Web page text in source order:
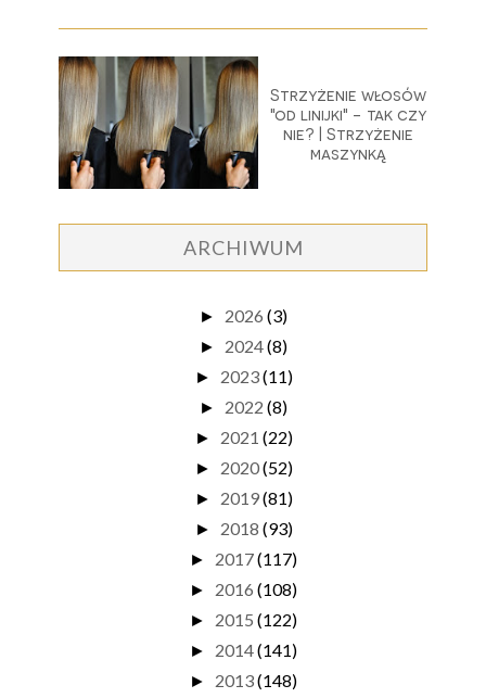
Strzyżenie włosów
"od linijki" - tak czy
nie? | Strzyżenie
maszynką
ARCHIWUM
► 2026 (3)
► 2024(8)
► 2023(11)
► 2022 (8)
► 2021 (22)
► 2020(52)
► 2019(81)
► 2018 (93)
► 2017(117)
► 2016 (108)
► 2015 (122)
► 2014(141)
► 2013(148)